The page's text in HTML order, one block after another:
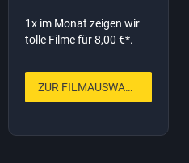
1x im Monat zeigen wir
tolle Filme für 8,00 €*.
ZUR FILMAUSWAHL